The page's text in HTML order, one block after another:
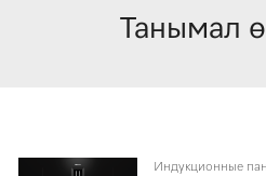
Танымал
Индукционные